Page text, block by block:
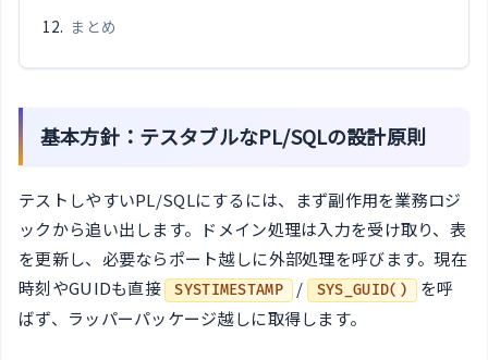
まとめ
基本方針：テスタブルなPL/SQLの設計原則
テストしやすいPL/SQLにするには、まず副作用を業務ロジ
ックから追い出します。ドメイン処理は入力を受け取り、表
を更新し、必要ならポート越しに外部処理を呼びます。現在
時刻やGUIDも直接 SYSTIMESTAMP / SYS_GUID()
を呼
ばず、ラッパーパッケージ越しに取得します。